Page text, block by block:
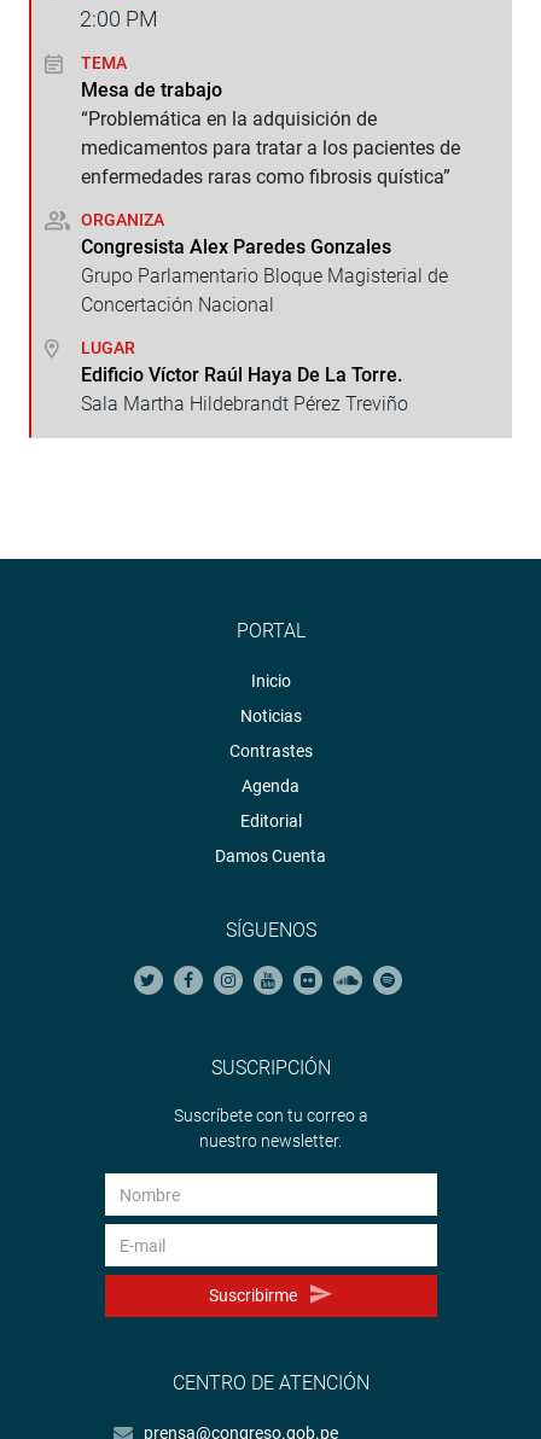
2:00 PM
TEMA
Mesa de trabajo
“Problemática en la adquisición de
medicamentos para tratar a los pacientes de
enfermedades raras como fibrosis quística”
ORGANIZA
Congresista Alex Paredes Gonzales
Grupo Parlamentario Bloque Magisterial de
Concertación Nacional
LUGAR
Edificio Víctor Raúl Haya De La Torre.
Sala Martha Hildebrandt Pérez Treviño
PORTAL
Inicio
Noticias
Contrastes
Agenda
Editorial
Damos Cuenta
SÍGUENOS
SUSCRIPCIÓN
Suscríbete con tu correo a
nuestro newsletter.
Suscribirme
CENTRO DE ATENCIÓN
prensa@congreso.gob.pe